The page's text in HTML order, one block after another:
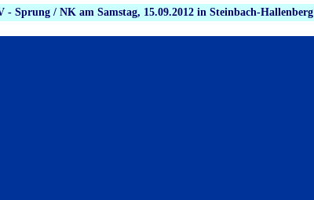
- Sprung / NK am Samstag, 15.09.2012 in Steinbach-Hallenberg